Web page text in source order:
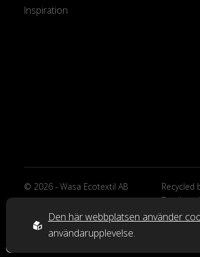
Inspiration
© 2026 - Wasa Ecotextil AB
Recycled
Textiles
Den här webbplatsen använder
användarupplevelse.